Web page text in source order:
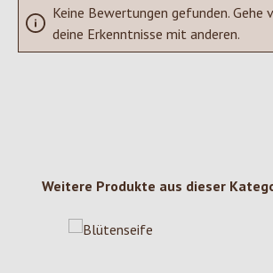
Keine Bewertungen gefunden. Gehe
deine Erkenntnisse mit anderen.
Produktgalerie überspringen
Weitere Produkte aus dieser